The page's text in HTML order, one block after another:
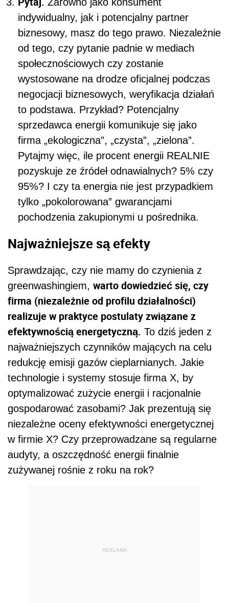
indywidualny, jak i potencjalny partner
biznesowy, masz do tego prawo. Niezależnie
od tego, czy pytanie padnie w mediach
społecznościowych czy zostanie
wystosowane na drodze oficjalnej podczas
negocjacji biznesowych, weryfikacja działań
to podstawa. Przykład? Potencjalny
sprzedawca energii komunikuje się jako
firma „ekologiczna”, „czysta”, „zielona”.
Pytajmy więc, ile procent energii REALNIE
pozyskuje ze źródeł odnawialnych? 5% czy
95%? I czy ta energia nie jest przypadkiem
tylko „pokolorowana” gwarancjami
pochodzenia zakupionymi u pośrednika.
Najważniejsze są efekty
Sprawdzając, czy nie mamy do czynienia z
greenwashingiem, warto dowiedzieć się, czy
firma (niezależnie od profilu działalności)
realizuje w praktyce postulaty związane z
efektywnością energetyczną. To dziś jeden z
najważniejszych czynników mających na celu
redukcję emisji gazów cieplarnianych. Jakie
technologie i systemy stosuje firma X, by
optymalizować zużycie energii i racjonalnie
gospodarować zasobami? Jak prezentują się
niezależne oceny efektywności energetycznej
w firmie X? Czy przeprowadzane są regularne
audyty, a oszczędność energii finalnie
zużywanej rośnie z roku na rok?
REKLAMA